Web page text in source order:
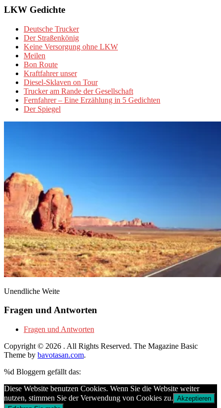
LKW Gedichte
Deutsche Trucker
Der Straßenkönig
Keine Versorgung ohne LKW
Meilen
Bon Route
Kraftfahrer unser
Diesel-Sklaven on Tour
Trucker am Rande der Gesellschaft
Fernfahrer – Eine Erzählung in 5 Gedichten
Der Spiegel
Unendliche Weite
Fragen und Antworten
Fragen und Antworten
Copyright © 2026 . All Rights Reserved. The Magazine Basic
Theme by bavotasan.com.
%d Bloggern gefällt das:
Diese Website benutzen Cookies. Wenn Sie die Website weiter
nutzen, stimmen Sie der Verwendung von Cookies zu. Akzeptieren